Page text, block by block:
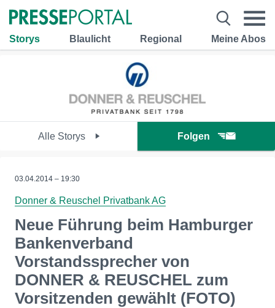
Storys Blaulicht Regional Meine Abos
Alle Storys Folgen
03.04.2014 – 19:30
Donner & Reuschel Privatbank AG
Neue Führung beim Hamburger
Bankenverband
Vorstandssprecher von
DONNER & REUSCHEL zum
Vorsitzenden gewählt (FOTO)